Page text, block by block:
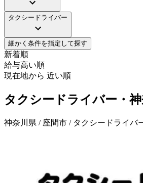
タクシードライバー
細かく条件を指定して探す
新着順
給与高い順
現在地から 近い順
タクシードライバー・
神奈川県 / 座間市 / タクシードライバ